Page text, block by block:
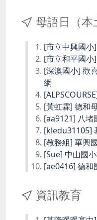
母語日（本
[市立中興國
[市立和平國小
[深澳國小] 歡
網
[黃虹霖] 德和
[aa9121] 八堵
[kledu31105]
[教務組] 華興
[Sue] 中山國
[ae0416] 德和
資訊教育